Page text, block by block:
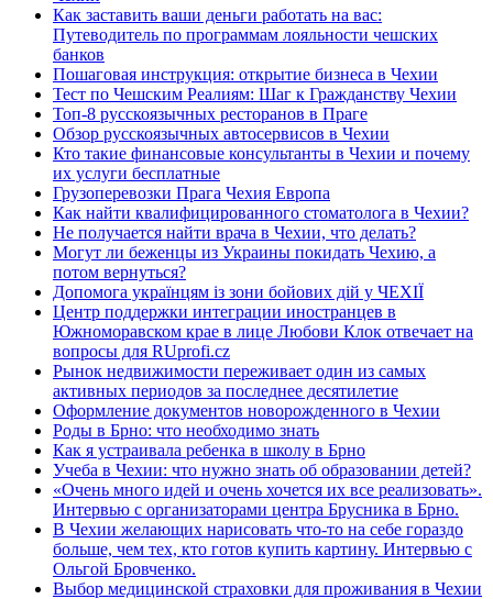
Как заставить ваши деньги работать на вас:
Путеводитель по программам лояльности чешских
банков
Пошаговая инструкция: открытие бизнеса в Чехии
Тест по Чешским Реалиям: Шаг к Гражданству Чехии
Топ-8 русскоязычных ресторанов в Праге
Обзор русскоязычных автосервисов в Чехии
Кто такие финансовые консультанты в Чехии и почему
их услуги бесплатные
Грузоперевозки Прага Чехия Европа
Как найти квалифицированного стоматолога в Чехии?
Не получается найти врача в Чехии, что делать?
Могут ли беженцы из Украины покидать Чехию, а
потом вернуться?
Допомога українцям із зони бойових дій у ЧЕХІЇ
Центр поддержки интеграции иностранцев в
Южноморавском крае в лице Любови Клок отвечает на
вопросы для RUprofi.cz
Рынок недвижимости переживает один из самых
активных периодов за последнее десятилетие
Оформление документов новорожденного в Чехии
Роды в Брно: что необходимо знать
Как я устраивала ребенка в школу в Брно
Учеба в Чехии: что нужно знать об образовании детей?
«Очень много идей и очень хочется их все реализовать».
Интервью с организаторами центра Брусника в Брно.
В Чехии желающих нарисовать что-то на себе гораздо
больше, чем тех, кто готов купить картину. Интервью с
Ольгой Бровченко.
Выбор медицинской страховки для проживания в Чехии